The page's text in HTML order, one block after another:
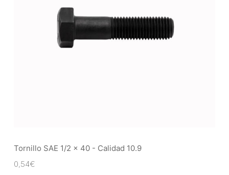
Tornillo SAE 1/2 x 40 - Calidad 10.9
0,54€